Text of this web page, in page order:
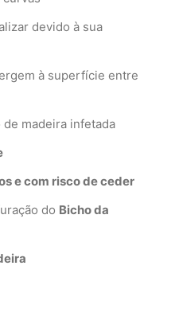
devido à sua
à superfície entre
madeira infetada
e com risco de ceder
do Bicho da